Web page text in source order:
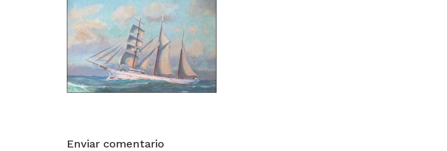
Enviar comentario